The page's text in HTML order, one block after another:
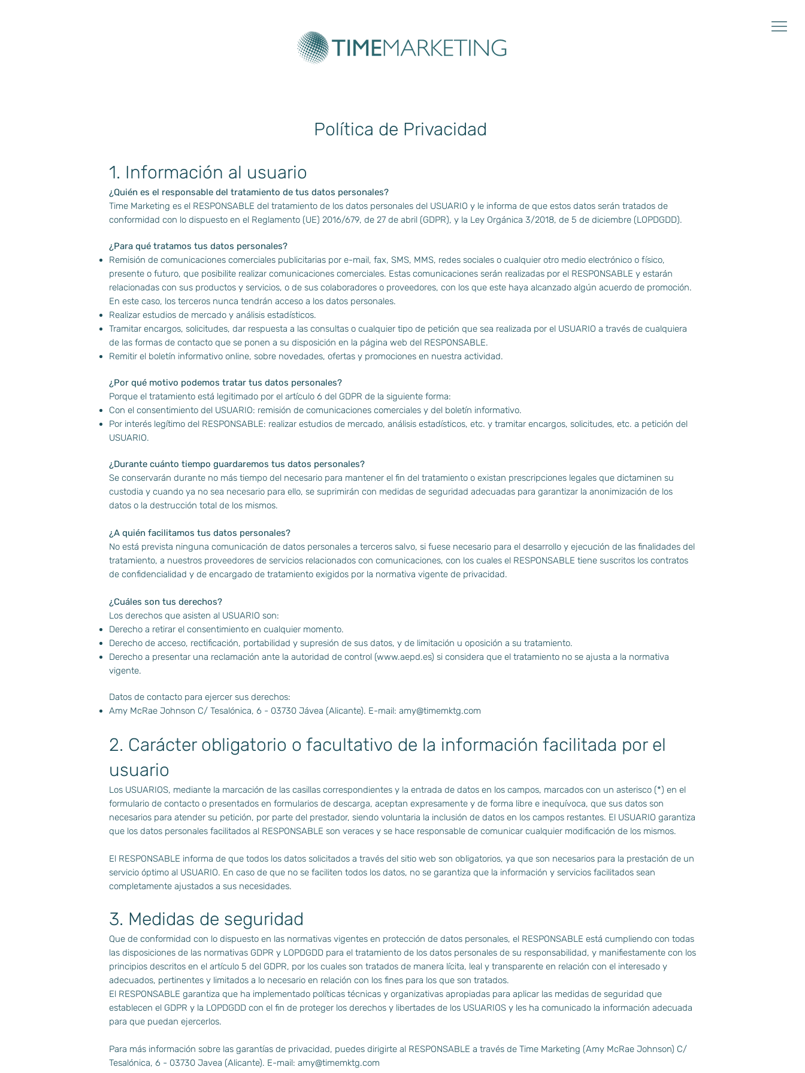
Política de Privacidad
1. Información al usuario
¿Quién es el responsable del tratamiento de tus datos personales?
Time Marketing es el RESPONSABLE del tratamiento de los datos personales del USUARIO y le informa de que estos datos serán tratados de
conformidad con lo dispuesto en el Reglamento (UE) 2016/679, de 27 de abril (GDPR), y la Ley Orgánica 3/2018, de 5 de diciembre (LOPDGDD).
¿Para qué tratamos tus datos personales?
Remisión de comunicaciones comerciales publicitarias por e-mail, fax, SMS, MMS, redes sociales o cualquier otro medio electrónico o físico,
presente o futuro, que posibilite realizar comunicaciones comerciales. Estas comunicaciones serán realizadas por el RESPONSABLE y estarán
relacionadas con sus productos y servicios, o de sus colaboradores o proveedores, con los que este haya alcanzado algún acuerdo de promoción.
En este caso, los terceros nunca tendrán acceso a los datos personales.
Realizar estudios de mercado y análisis estadísticos.
Tramitar encargos, solicitudes, dar respuesta a las consultas o cualquier tipo de petición que sea realizada por el USUARIO a través de cualquiera
de las formas de contacto que se ponen a su disposición en la página web del RESPONSABLE.
Remitir el boletín informativo online, sobre novedades, ofertas y promociones en nuestra actividad.
¿Por qué motivo podemos tratar tus datos personales?
Porque el tratamiento está legitimado por el artículo 6 del GDPR de la siguiente forma:
Con el consentimiento del USUARIO: remisión de comunicaciones comerciales y del boletín informativo.
Por interés legítimo del RESPONSABLE: realizar estudios de mercado, análisis estadísticos, etc. y tramitar encargos, solicitudes, etc. a petición del
USUARIO.
¿Durante cuánto tiempo guardaremos tus datos personales?
Se conservarán durante no más tiempo del necesario para mantener el fin del tratamiento o existan prescripciones legales que dictaminen su
custodia y cuando ya no sea necesario para ello, se suprimirán con medidas de seguridad adecuadas para garantizar la anonimización de los
datos o la destrucción total de los mismos.
¿A quién facilitamos tus datos personales?
No está prevista ninguna comunicación de datos personales a terceros salvo, si fuese necesario para el desarrollo y ejecución de las finalidades del
tratamiento, a nuestros proveedores de servicios relacionados con comunicaciones, con los cuales el RESPONSABLE tiene suscritos los contratos
de confidencialidad y de encargado de tratamiento exigidos por la normativa vigente de privacidad.
¿Cuáles son tus derechos?
Los derechos que asisten al USUARIO son:
Derecho a retirar el consentimiento en cualquier momento.
Derecho de acceso, rectificación, portabilidad y supresión de sus datos, y de limitación u oposición a su tratamiento.
Derecho a presentar una reclamación ante la autoridad de control (www.aepd.es) si considera que el tratamiento no se ajusta a la normativa
vigente.
Datos de contacto para ejercer sus derechos:
Amy McRae Johnson C/ Tesalónica, 6 - 03730 Jávea (Alicante). E-mail: amy@timemktg.com
2. Carácter obligatorio o facultativo de la información facilitada por el
usuario
Los USUARIOS, mediante la marcación de las casillas correspondientes y la entrada de datos en los campos, marcados con un asterisco (*) en el
formulario de contacto o presentados en formularios de descarga, aceptan expresamente y de forma libre e inequívoca, que sus datos son
necesarios para atender su petición, por parte del prestador, siendo voluntaria la inclusión de datos en los campos restantes. El USUARIO garantiza
que los datos personales facilitados al RESPONSABLE son veraces y se hace responsable de comunicar cualquier modificación de los mismos.
El RESPONSABLE informa de que todos los datos solicitados a través del sitio web son obligatorios, ya que son necesarios para la prestación de un
servicio óptimo al USUARIO. En caso de que no se faciliten todos los datos, no se garantiza que la información y servicios facilitados sean
completamente ajustados a sus necesidades.
3. Medidas de seguridad
Que de conformidad con lo dispuesto en las normativas vigentes en protección de datos personales, el RESPONSABLE está cumpliendo con todas
las disposiciones de las normativas GDPR y LOPDGDD para el tratamiento de los datos personales de su responsabilidad, y manifiestamente con los
principios descritos en el artículo 5 del GDPR, por los cuales son tratados de manera lícita, leal y transparente en relación con el interesado y
adecuados, pertinentes y limitados a lo necesario en relación con los fines para los que son tratados.
El RESPONSABLE garantiza que ha implementado políticas técnicas y organizativas apropiadas para aplicar las medidas de seguridad que
establecen el GDPR y la LOPDGDD con el fin de proteger los derechos y libertades de los USUARIOS y les ha comunicado la información adecuada
para que puedan ejercerlos.
Para más información sobre las garantías de privacidad, puedes dirigirte al RESPONSABLE a través de Time Marketing (Amy McRae Johnson) C/
Tesalónica, 6 - 03730 Javea (Alicante). E-mail: amy@timemktg.com